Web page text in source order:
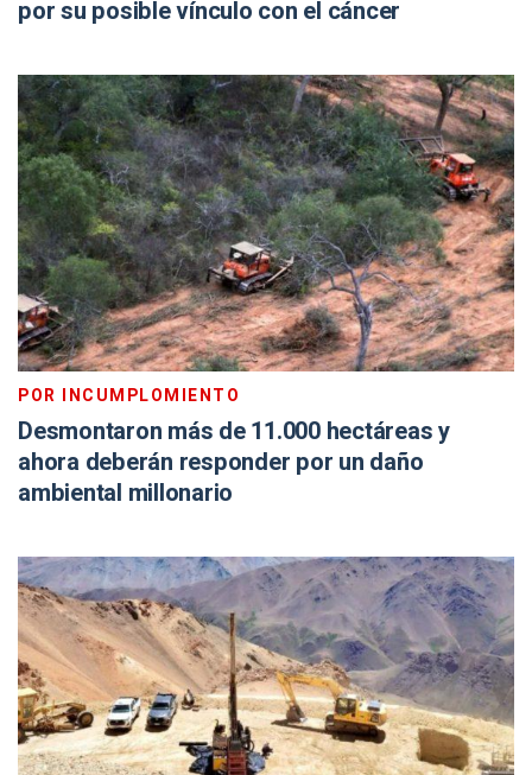
por su posible vínculo con el cáncer
POR INCUMPLOMIENTO
Desmontaron más de 11.000 hectáreas y
ahora deberán responder por un daño
ambiental millonario